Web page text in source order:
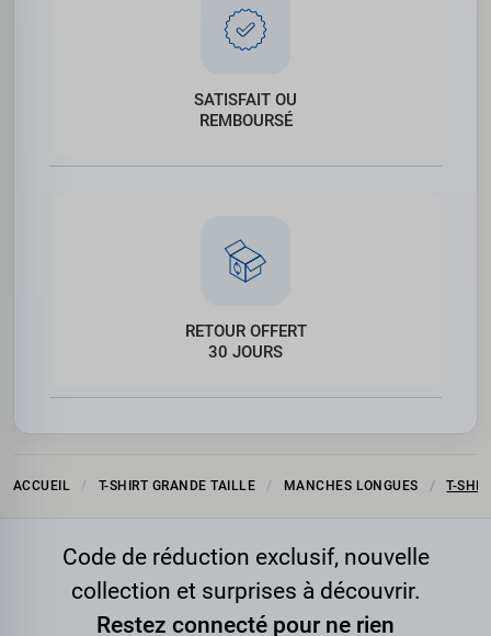
SATISFAIT OU
REMBOURSÉ
RETOUR OFFERT
30 JOURS
ACCUEIL T-SHIRT GRANDE TAILLE MANCHES LONGUES T-
Code de réduction exclusif, nouvelle
collection et surprises à découvrir.
Restez connecté pour ne rien